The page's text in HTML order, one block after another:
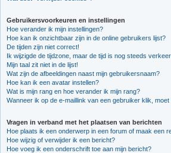
Gebruikersvoorkeuren en instellingen
Hoe verander ik mijn instellingen?
Hoe kan ik onzichtbaar zijn in de online gebruikers lijst?
De tijden zijn niet correct!
Ik wijzigde de tijdzone, maar de tijd is nog steeds
Mijn taal zit niet in de lijst!
Wat zijn de afbeeldingen naast mijn gebruikersnaam?
Hoe kan ik een avatar instellen?
Wat is mijn rang en hoe verander ik mijn rang?
Wanneer ik op de e-maillink van een gebruiker klik,
Vragen in verband met het plaatsen van berichten
Hoe plaats ik een onderwerp in een forum of maak een
Hoe wijzig of verwijder ik een bericht?
Hoe voeg ik een onderschrift toe aan mijn bericht?